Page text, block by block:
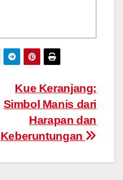
Kue Keranjang:
Simbol Manis dari
Harapan dan
Keberuntungan